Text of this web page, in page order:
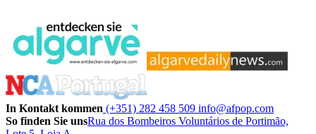
In Kontakt kommen (+351) 282 458 509 info@afpop.com
So finden Sie unsRua dos Bombeiros Voluntários de Portimão,